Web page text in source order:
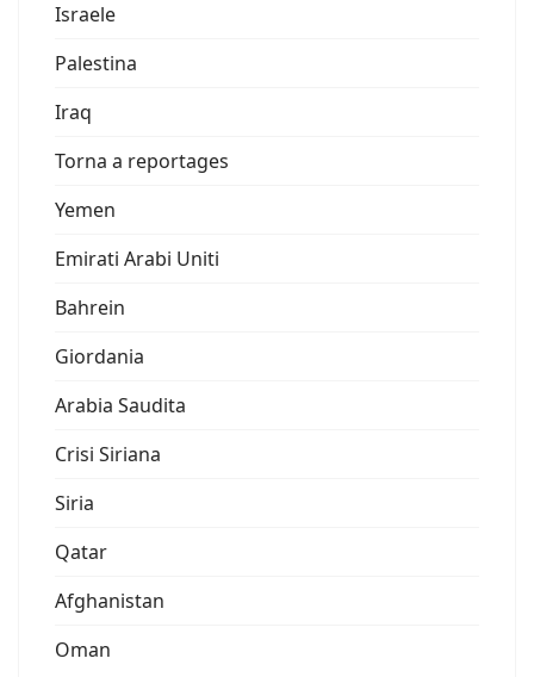
Israele
Palestina
Iraq
Torna a reportages
Yemen
Emirati Arabi Uniti
Bahrein
Giordania
Arabia Saudita
Crisi Siriana
Siria
Qatar
Afghanistan
Oman